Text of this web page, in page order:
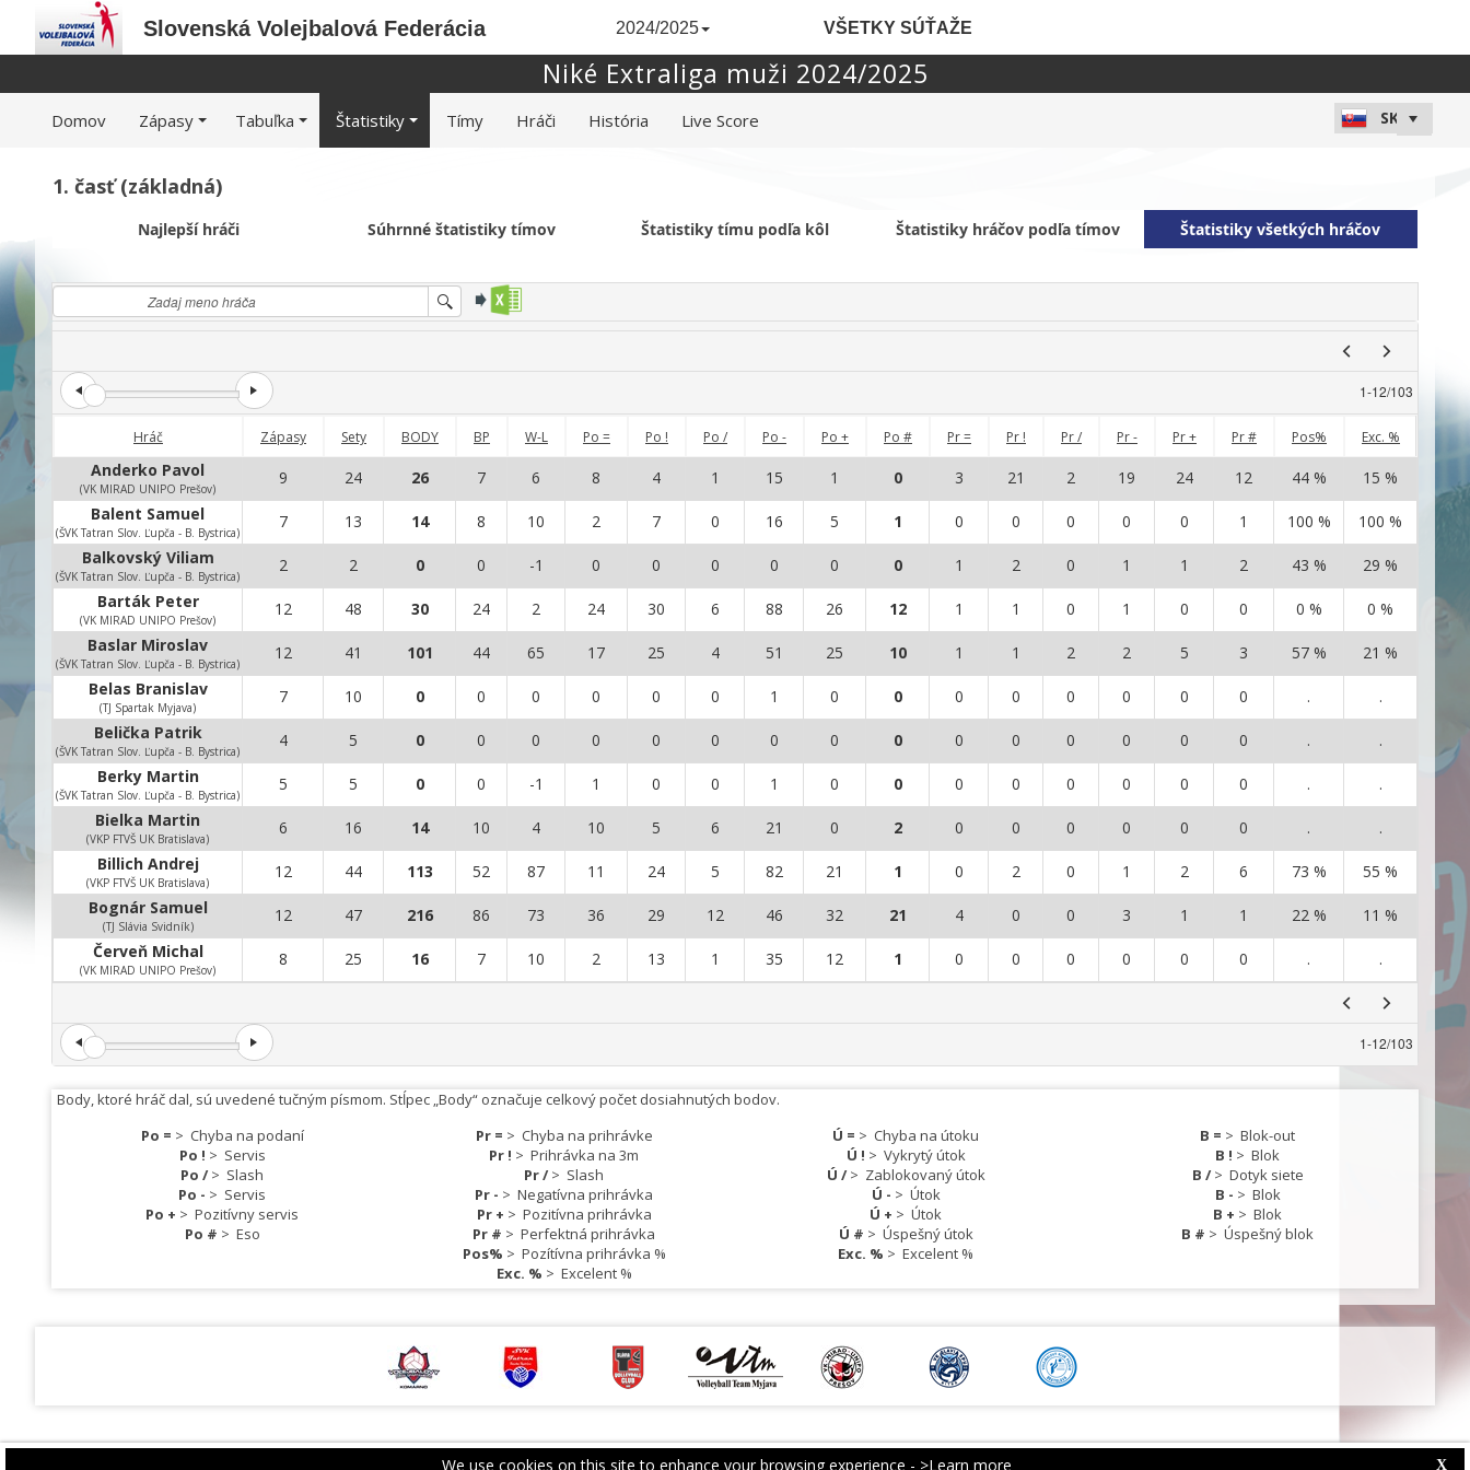
We use cookies on this site to enhance your browsing experience - >Learn more X
Slovenská Volejbalová Federácia 2024/2025 VŠETKY SÚŤAŽE
Niké Extraliga muži 2024/2025
Domov Zápasy Tabuľka Štatistiky Tímy Hráči História Live Score
1. časť (základná)
Najlepší hráči Súhrnné štatistiky tímov Štatistiky tímu podľa kôl Štatistiky hráčov podľa tímov Štatistiky všetkých hráčov
1-12/103
Hráč Zápasy Sety BODY BP W-L Po = Po ! Po / Po - Po + Po # Pr = Pr ! Pr / Pr - Pr + Pr # Pos% Exc. %
Anderko Pavol
(VK MIRAD UNIPO Prešov)
9 24 26 7 6 8 4 1 15 1 0 3 21 2 19 24 12 44 % 15 %
Balent Samuel
(ŠVK Tatran Slov. Ľupča - B. Bystrica)
7 13 14 8 10 2 7 0 16 5 1 0 0 0 0 0 1 100 % 100 %
Balkovský Viliam
(ŠVK Tatran Slov. Ľupča - B. Bystrica)
2 2 0 0 -1 0 0 0 0 0 0 1 2 0 1 1 2 43 % 29 %
Barták Peter
(VK MIRAD UNIPO Prešov)
12 48 30 24 2 24 30 6 88 26 12 1 1 0 1 0 0 0 % 0 %
3
Baslar Miroslav
(ŠVK Tatran Slov. Ľupča - B. Bystrica)
12 41 101 44 65 17 25 4 51 25 10 1 1 2 2 5 3 57 % 21 %
Belas Branislav
(TJ Spartak Myjava)
7 10 0 0 0 0 0 0 1 0 0 0 0 0 0 0 0 . .
Belička Patrik
(ŠVK Tatran Slov. Ľupča - B. Bystrica)
4 5 0 0 0 0 0 0 0 0 0 0 0 0 0 0 0 . .
Berky Martin
(ŠVK Tatran Slov. Ľupča - B. Bystrica)
5 5 0 0 -1 1 0 0 1 0 0 0 0 0 0 0 0 . .
Bielka Martin
(VKP FTVŠ UK Bratislava)
6 16 14 10 4 10 5 6 21 0 2 0 0 0 0 0 0 . .
Billich Andrej
(VKP FTVŠ UK Bratislava)
12 44 113 52 87 11 24 5 82 21 1 0 2 0 1 2 6 73 % 55 %
9
Bognár Samuel
(TJ Slávia Svidník)
12 47 216 86 73 36 29 12 46 32 21 4 0 0 3 1 1 22 % 11 %
Červeň Michal
(VK MIRAD UNIPO Prešov)
8 25 16 7 10 2 13 1 35 12 1 0 0 0 0 0 0 . .
1-12/103
Body, ktoré hráč dal, sú uvedené tučným písmom. Stĺpec „Body“ označuje celkový počet dosiahnutých bodov.
Po = > Chyba na podaní
Po ! > Servis
Po /> Slash
Po - > Servis
Po + >Pozitívny servis
Po # > Eso
Pr = > Chyba na prihrávke
Pr ! >Prihrávka na 3m
Pr /> Slash
Pr - >Negatívna prihrávka
Pr + > Pozitívna prihrávka
Pr # >Perfektná prihrávka
Pos% > Pozítívna prihrávka %
Exc. % > Excelent %
Ú = > Chyba na útoku
Ú ! > Vykrytý útok
Ú /> Zablokovaný útok
Ú - > Útok
Ú + >Útok
Ú # > Úspešný útok
Exc. % >Excelent %
B = >Blok-out
B ! >Blok
B /> Dotyk siete
B - > Blok
B + >Blok
B # >Úspešný blok